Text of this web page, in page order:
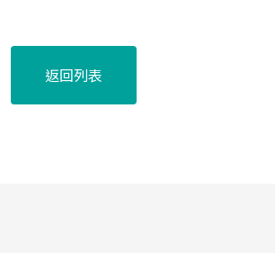
返回列表